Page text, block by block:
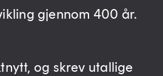
gjennom 400 år.
og skrev utallige